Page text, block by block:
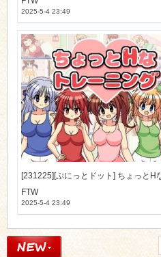
2025-5-4 23:49
FTW
2025-5-4 23:49